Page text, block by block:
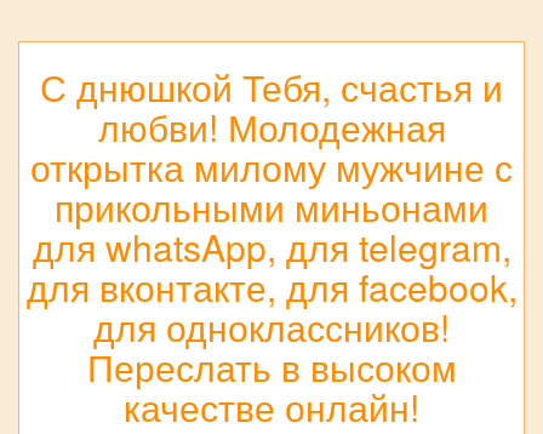
С днюшкой Тебя, счастья и
любви! Молодежная
открытка милому мужчине с
прикольными миньонами
для whatsApp, для telegram,
для вконтакте, для facebook,
для одноклассников!
Переслать в высоком
качестве онлайн!